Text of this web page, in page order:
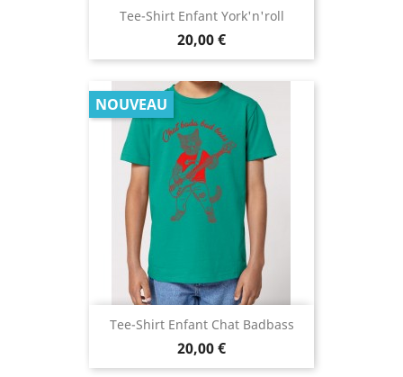
Tee-Shirt Enfant York'n'roll
Prix
20,00 €
Tee-Shirt Enfant Chat Badbass
Prix
20,00 €
NOUVEAU